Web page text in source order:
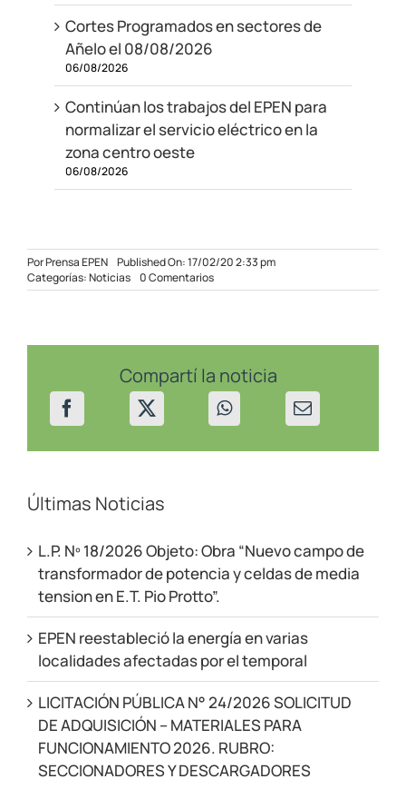
Cortes Programados en sectores de
Añelo el 08/08/2026
06/08/2026
Continúan los trabajos del EPEN para
normalizar el servicio eléctrico en la
zona centro oeste
06/08/2026
PorPrensa EPEN Published On: 17/02/20 2:33 pm
Categorías:Noticias 0 Comentarioson
Mantenimiento
Compartí la noticia
Últimas Noticias
L.P. Nº 18/2026 Objeto: Obra “Nuevo campo de
transformador de potencia y celdas de media
tension en E.T. Pio Protto”.
EPEN reestableció la energía en varias
localidades afectadas por el temporal
LICITACIÓN PÚBLICA N° 24/2026 SOLICITUD
DE ADQUISICIÓN – MATERIALES PARA
FUNCIONAMIENTO 2026. RUBRO:
SECCIONADORES Y DESCARGADORES